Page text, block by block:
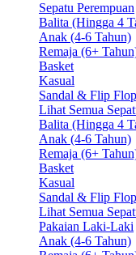
Sepatu Perempuan
Balita (Hingga 4
Anak (4-6 Tahun)
Remaja (6+
Basket
Kasual
Sandal & Flip Flop
Lihat Semua
Balita (Hingga 4
Anak (4-6 Tahun)
Remaja (6+
Basket
Kasual
Sandal & Flip Flop
Lihat Semua
Pakaian Laki-Laki
Anak (4-6 Tahun)